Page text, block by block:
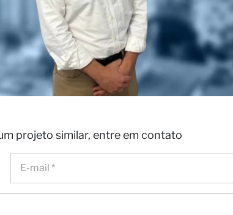
projeto similar, entre em contato